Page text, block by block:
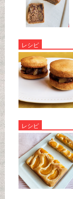
レシピ
レシピ